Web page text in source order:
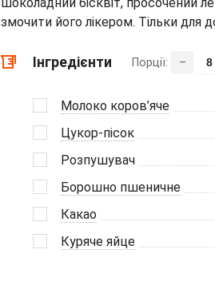
змочити його лікером. Тільки для
Інгредієнти Порції: –
Молоко коров’яче
Цукор-пісок
Розпушувач
Борошно пшеничне
Какао
Куряче яйце